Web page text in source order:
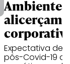
Ambientes
alicerçam
Expectativa de
pós-Covid-19